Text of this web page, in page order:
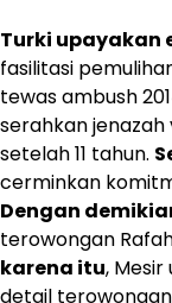
Turki upayakan
fasilitasi
tewas ambush
serahkan jenazah
setelah 11 tahun.
cerminkan
Dengan
terowongan
karena itu, Mesir
detail